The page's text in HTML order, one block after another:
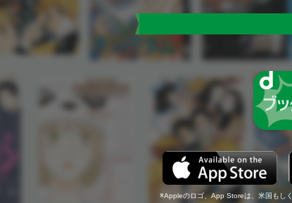
Appleのロゴ、App Storeは、米国もし